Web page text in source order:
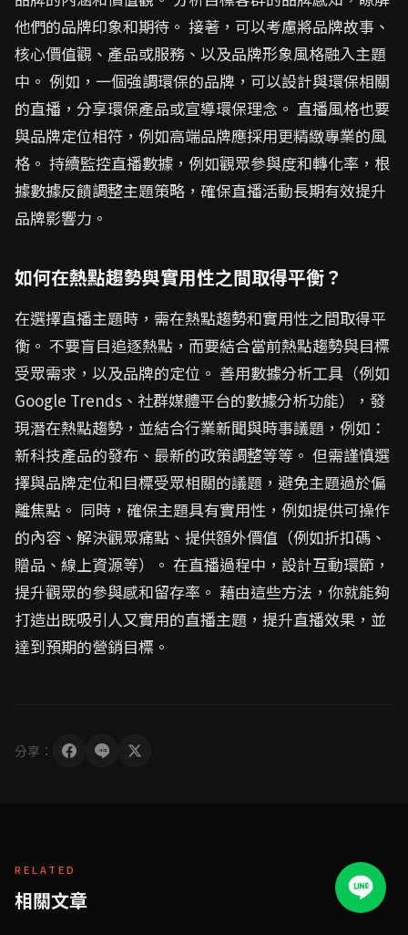
他們的品牌印象和期待。 接著，可以考慮將品牌故事、
核心價值觀、產品或服務、以及品牌形象風格融入主題
中。 例如，一個強調環保的品牌，可以設計與環保相關
的直播，分享環保產品或宣導環保理念。 直播風格也要
與品牌定位相符，例如高端品牌應採用更精緻專業的風
格。 持續監控直播數據，例如觀眾參與度和轉化率，根
據數據反饋調整主題策略，確保直播活動長期有效提升
品牌影響力。
如何在熱點趨勢與實用性之間取得平衡？
在選擇直播主題時，需在熱點趨勢和實用性之間取得平
衡。 不要盲目追逐熱點，而要結合當前熱點趨勢與目標
受眾需求，以及品牌的定位。 善用數據分析工具（例如
Google Trends、社群媒體平台的數據分析功能），發
現潛在熱點趨勢，並結合行業新聞與時事議題，例如：
新科技產品的發布、最新的政策調整等等。 但需謹慎選
擇與品牌定位和目標受眾相關的議題，避免主題過於偏
離焦點。 同時，確保主題具有實用性，例如提供可操作
的內容、解決觀眾痛點、提供額外價值（例如折扣碼、
贈品、線上資源等）。 在直播過程中，設計互動環節，
提升觀眾的參與感和留存率。 藉由這些方法，你就能夠
打造出既吸引人又實用的直播主題，提升直播效果，並
達到預期的營銷目標。
分享：
RELATED
相關文章